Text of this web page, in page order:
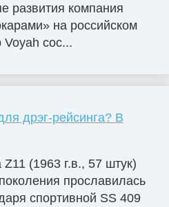
развития компания
на российском
Voyah сос...
дрэг-рейсинга? В
(1963 г.в., 57 штук)
прославилась
спортивной SS 409